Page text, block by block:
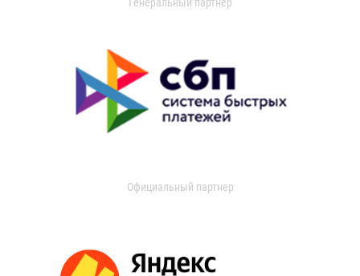
Официальный партнер